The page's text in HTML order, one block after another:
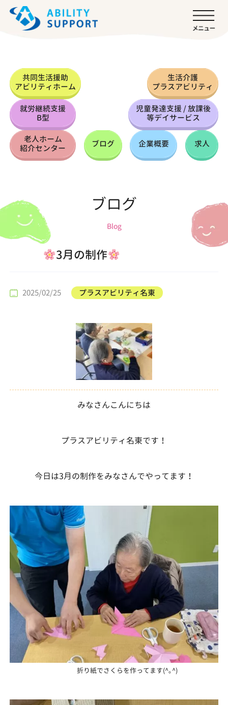
共同生活援助
アビリティホーム
生活介護
プラスアビリティ
就労継続支援
B型
児童発達支援 / 放課後
等デイサービス
老人ホーム
紹介センター
ブログ 企業概要 求人
ブログ
Blog
3月の制作
2025/02/25 プラスアビリティ名東
みなさんこんにちは
プラスアビリティ名東です！
今日は3月の制作をみなさんでやってます！
折り紙でさくらを作ってます(^｡^)